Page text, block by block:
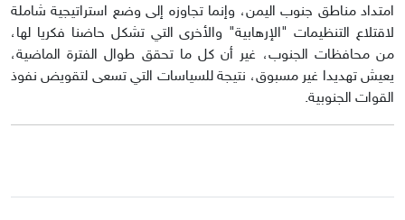
امتداد مناطق جنوب اليمن، وإنما تجاوزه إلى وضع استراتيجية شاملة
لاقتلاع التنظيمات "الإرهابية" والأخرى التي تشكل حاضنا فكريا لها،
من محافظات الجنوب، غير أن كل ما تحقق طوال الفترة الماضية،
يعيش تهديدا غير مسبوق، نتيجة للسياسات التي تسعى لتقويض نفوذ
القوات الجنوبية.